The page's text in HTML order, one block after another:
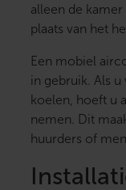
alleen de
plaats van het
Een mobiel
in gebruik. Als
koelen, hoeft u
nemen. Dit
huurders of